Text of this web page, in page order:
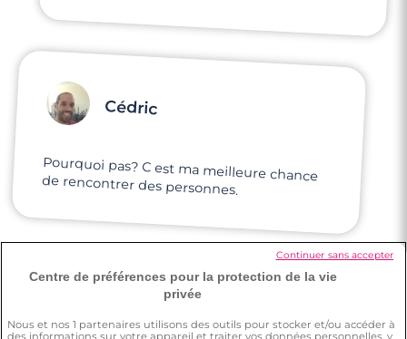
Rencontres célibataires à Moissy-
Cédric
Pourquoi pas? C est ma meilleure chance
de rencontrer des personnes.
Centre de préférences pour la protection de la vie
privée
Nous et nos 1 partenaires utilisons des outils pour stocker et/ou accéder à
des informations sur votre appareil et traiter vos données personnelles, y
Continuer sans accepter